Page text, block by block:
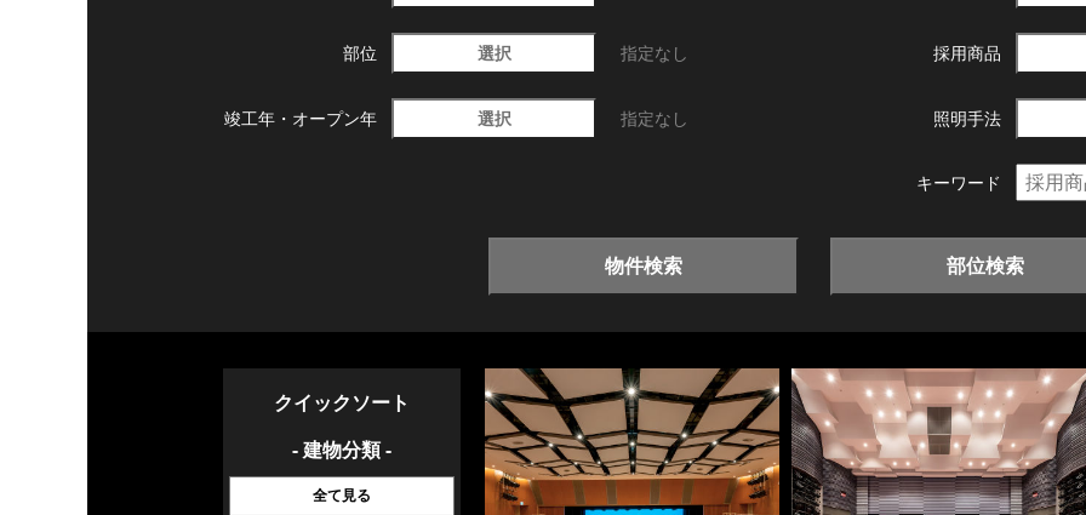
部位 選択 指定なし 採用商品
竣工年・ オープン年 選択 指定なし 照明手法
キーワード
物件検索 部位検索
クイックソート
- 建物分類 -
全て見る